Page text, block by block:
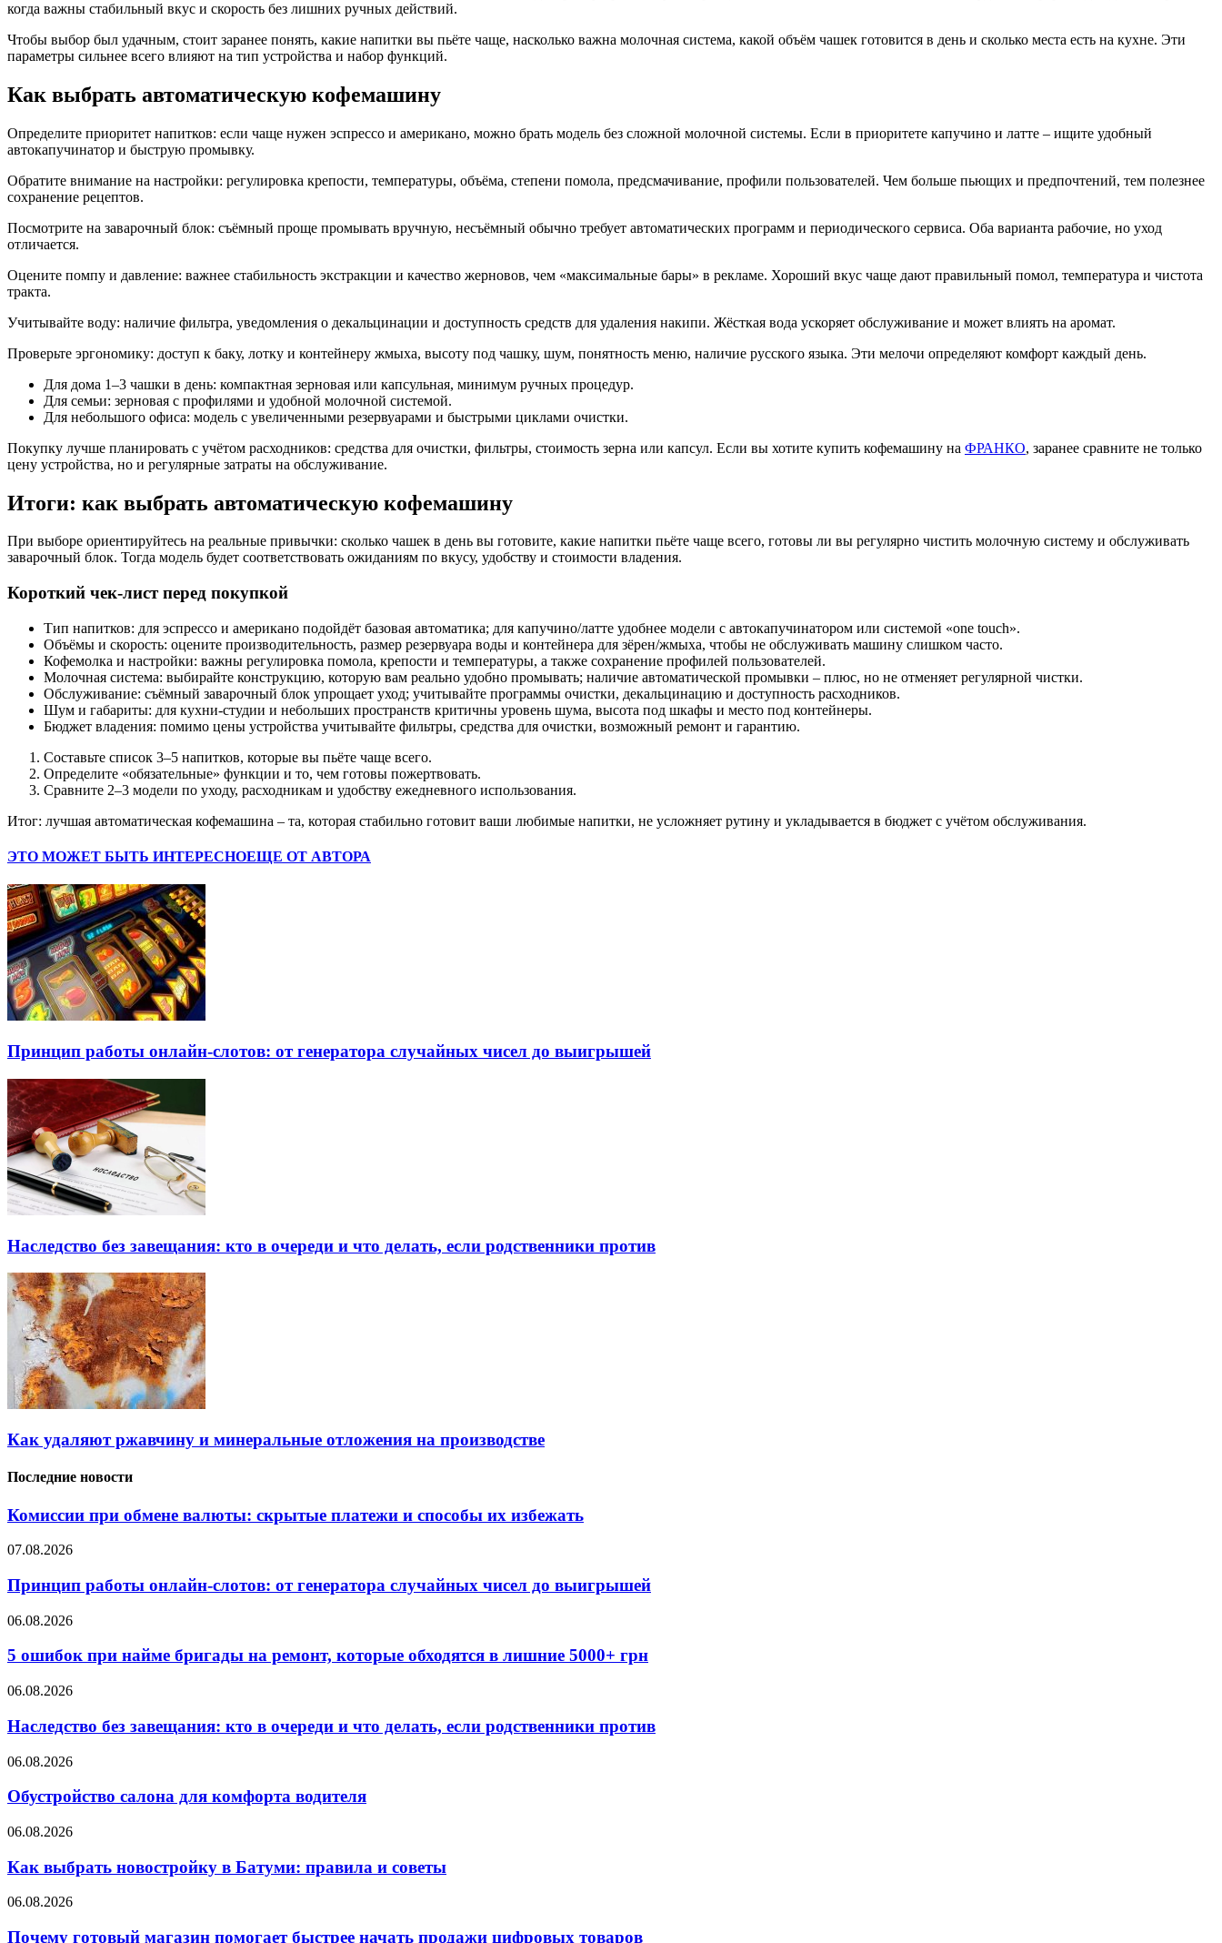
когда важны стабильный вкус и скорость без лишних ручных действий.
Чтобы выбор был удачным, стоит заранее понять, какие напитки вы пьёте чаще, насколько важна молочная система, какой объём чашек готовится в день и сколько места есть на кухне. Эти
параметры сильнее всего влияют на тип устройства и набор функций.
Как выбрать автоматическую кофемашину
Определите приоритет напитков: если чаще нужен эспрессо и американо, можно брать модель без сложной молочной системы. Если в приоритете капучино и латте – ищите удобный
автокапучинатор и быструю промывку.
Обратите внимание на настройки: регулировка крепости, температуры, объёма, степени помола, предсмачивание, профили пользователей. Чем больше пьющих и предпочтений, тем полезнее
сохранение рецептов.
Посмотрите на заварочный блок: съёмный проще промывать вручную, несъёмный обычно требует автоматических программ и периодического сервиса. Оба варианта рабочие, но уход
отличается.
Оцените помпу и давление: важнее стабильность экстракции и качество жерновов, чем «максимальные бары» в рекламе. Хороший вкус чаще дают правильный помол, температура и чистота
тракта.
Учитывайте воду: наличие фильтра, уведомления о декальцинации и доступность средств для удаления накипи. Жёсткая вода ускоряет обслуживание и может влиять на аромат.
Проверьте эргономику: доступ к баку, лотку и контейнеру жмыха, высоту под чашку, шум, понятность меню, наличие русского языка. Эти мелочи определяют комфорт каждый день.
Для дома 1–3 чашки в день: компактная зерновая или капсульная, минимум ручных процедур.
Для семьи: зерновая с профилями и удобной молочной системой.
Для небольшого офиса: модель с увеличенными резервуарами и быстрыми циклами очистки.
Покупку лучше планировать с учётом расходников: средства для очистки, фильтры, стоимость зерна или капсул. Если вы хотите купить кофемашину на ФРАНКО, заранее сравните не только
цену устройства, но и регулярные затраты на обслуживание.
Итоги: как выбрать автоматическую кофемашину
При выборе ориентируйтесь на реальные привычки: сколько чашек в день вы готовите, какие напитки пьёте чаще всего, готовы ли вы регулярно чистить молочную систему и обслуживать
заварочный блок. Тогда модель будет соответствовать ожиданиям по вкусу, удобству и стоимости владения.
Короткий чек-лист перед покупкой
Тип напитков: для эспрессо и американо подойдёт базовая автоматика; для капучино/латте удобнее модели с автокапучинатором или системой «one touch».
Объёмы и скорость: оцените производительность, размер резервуара воды и контейнера для зёрен/жмыха, чтобы не обслуживать машину слишком часто.
Кофемолка и настройки: важны регулировка помола, крепости и температуры, а также сохранение профилей пользователей.
Молочная система: выбирайте конструкцию, которую вам реально удобно промывать; наличие автоматической промывки – плюс, но не отменяет регулярной чистки.
Обслуживание: съёмный заварочный блок упрощает уход; учитывайте программы очистки, декальцинацию и доступность расходников.
Шум и габариты: для кухни-студии и небольших пространств критичны уровень шума, высота под шкафы и место под контейнеры.
Бюджет владения: помимо цены устройства учитывайте фильтры, средства для очистки, возможный ремонт и гарантию.
Составьте список 3–5 напитков, которые вы пьёте чаще всего.
Определите «обязательные» функции и то, чем готовы пожертвовать.
Сравните 2–3 модели по уходу, расходникам и удобству ежедневного использования.
Итог: лучшая автоматическая кофемашина – та, которая стабильно готовит ваши любимые напитки, не усложняет рутину и укладывается в бюджет с учётом обслуживания.
ЭТО МОЖЕТ БЫТЬ ИНТЕРЕСНОЕЩЕ ОТ АВТОРА
Принцип работы онлайн-слотов: от генератора случайных чисел до выигрышей
Наследство без завещания: кто в очереди и что делать, если родственники против
Как удаляют ржавчину и минеральные отложения на производстве
Последние новости
Комиссии при обмене валюты: скрытые платежи и способы их избежать
07.08.2026
Принцип работы онлайн-слотов: от генератора случайных чисел до выигрышей
06.08.2026
5 ошибок при найме бригады на ремонт, которые обходятся в лишние 5000+ грн
06.08.2026
Наследство без завещания: кто в очереди и что делать, если родственники против
06.08.2026
Обустройство салона для комфорта водителя
06.08.2026
Как выбрать новостройку в Батуми: правила и советы
06.08.2026
Почему готовый магазин помогает быстрее начать продажи цифровых товаров